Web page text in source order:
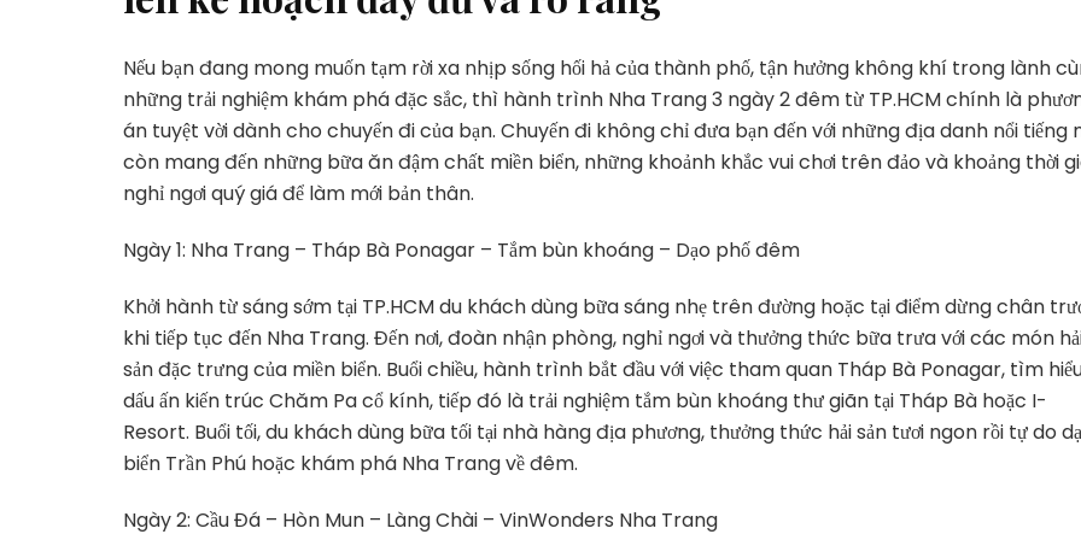
Nếu bạn đang mong muốn tạm rời xa nhịp sống hối hả của thành phố, tận hưởng không khí trong lành
những trải nghiệm khám phá đặc sắc, thì hành trình Nha Trang 3 ngày 2 đêm từ TP.HCM chính là
án tuyệt vời dành cho chuyến đi của bạn. Chuyến đi không chỉ đưa bạn đến với những địa danh nổi tiếng
còn mang đến những bữa ăn đậm chất miền biển, những khoảnh khắc vui chơi trên đảo và khoảng thời
nghỉ ngơi quý giá để làm mới bản thân.
Ngày 1: Nha Trang – Tháp Bà Ponagar – Tắm bùn khoáng – Dạo phố đêm
Khởi hành từ sáng sớm tại TP.HCM du khách dùng bữa sáng nhẹ trên đường hoặc tại điểm dừng chân
khi tiếp tục đến Nha Trang. Đến nơi, đoàn nhận phòng, nghỉ ngơi và thưởng thức bữa trưa với các món
sản đặc trưng của miền biển. Buổi chiều, hành trình bắt đầu với việc tham quan Tháp Bà Ponagar, tìm
dấu ấn kiến trúc Chăm Pa cổ kính, tiếp đó là trải nghiệm tắm bùn khoáng thư giãn tại Tháp Bà hoặc I-
Resort. Buổi tối, du khách dùng bữa tối tại nhà hàng địa phương, thưởng thức hải sản tươi ngon rồi tự do
biển Trần Phú hoặc khám phá Nha Trang về đêm.
Ngày 2: Cầu Đá – Hòn Mun – Làng Chài – VinWonders Nha Trang